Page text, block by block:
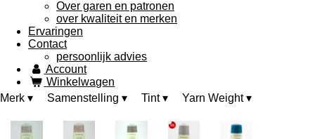
Over garen en patronen
over kwaliteit en merken
Ervaringen
Contact
persoonlijk advies
Account
Winkelwagen
Merk ▾ Samenstelling ▾ Tint▾ Yarn Weight▾